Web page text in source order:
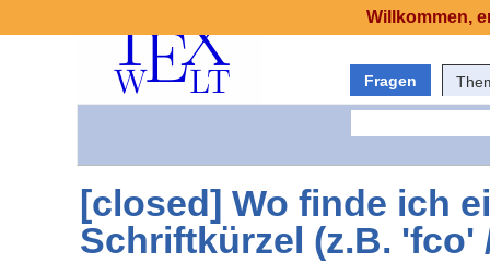
Fragen
[closed] Wo finde ich
Schriftkürzel (z.B.
Willkommen,